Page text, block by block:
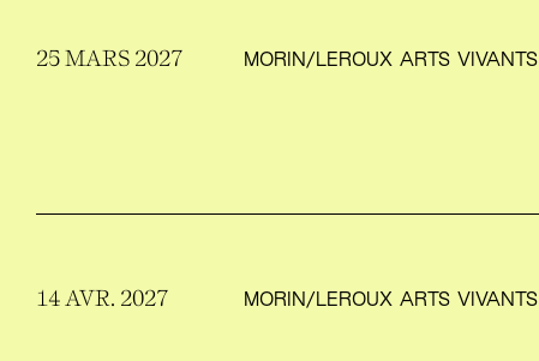
25 MARS 2027 MORIN/​LEROUX ARTS VIVANTS
14 AVR. 2027 MORIN/​LEROUX ARTS VIVANTS